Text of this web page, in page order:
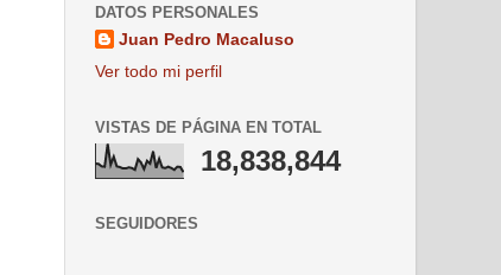
DATOS PERSONALES
Juan Pedro Macaluso
Ver todo mi perfil
VISTAS DE PÁGINA EN TOTAL
18,838,844
SEGUIDORES